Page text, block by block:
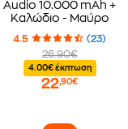
Audio 10.000 mAh +
Καλώδιο - Μαύρο
4.5
(23)
26.90€
4.00€ έκπτωση
22,90€